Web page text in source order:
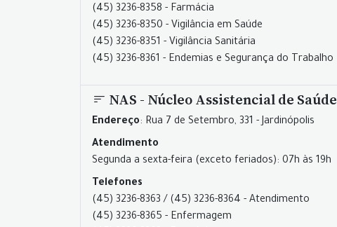
(45) 3236-8358 - Farmácia
(45) 3236-8350 - Vigilância em Saúde
(45) 3236-8351 - Vigilância Sanitária
(45) 3236-8361 - Endemias e Segurança do Trabalho
NAS - Núcleo Assistencial de Saúde
Endereço: Rua 7 de Setembro, 331 - Jardinópolis
Atendimento
Segunda a sexta-feira (exceto feriados): 07h às 19h
Telefones
(45) 3236-8363 / (45) 3236-8364 - Atendimento
(45) 3236-8365 - Enfermagem